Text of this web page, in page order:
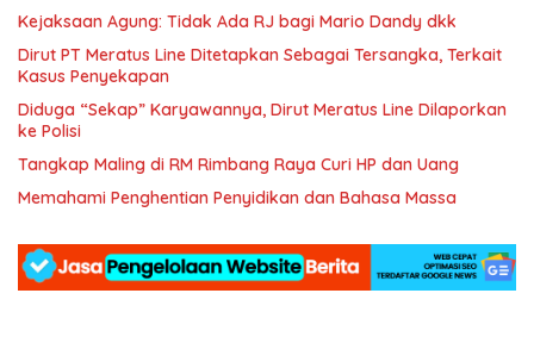
Kejaksaan Agung: Tidak Ada RJ bagi Mario Dandy dkk
Dirut PT Meratus Line Ditetapkan Sebagai Tersangka, Terkait
Kasus Penyekapan
Diduga “Sekap” Karyawannya, Dirut Meratus Line Dilaporkan
ke Polisi
Tangkap Maling di RM Rimbang Raya Curi HP dan Uang
Memahami Penghentian Penyidikan dan Bahasa Massa